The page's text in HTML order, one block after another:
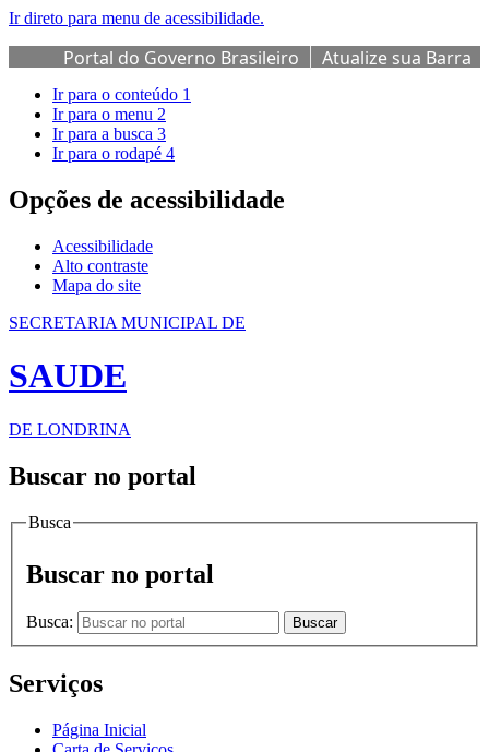
Ir direto para menu de acessibilidade.
Portal do Governo Brasileiro
Atualize sua Barra
de Governo
Ir para o conteúdo 1
Ir para o menu 2
Ir para a busca 3
Ir para o rodapé 4
Opções de acessibilidade
Acessibilidade
Alto contraste
Mapa do site
SECRETARIA MUNICIPAL DE
SAUDE
DE LONDRINA
Buscar no portal
Busca
Buscar no portal
Busca: Buscar
Serviços
Página Inicial